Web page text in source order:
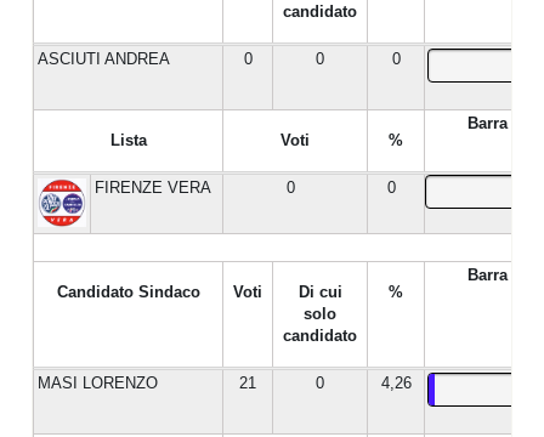
candidato
ASCIUTI ANDREA 0 0 0
Lista Voti %
Barra %
FIRENZE VERA 0 0
Candidato Sindaco Voti
Di cui
solo
candidato
%
Barra %
MASI LORENZO 21 0 4,26